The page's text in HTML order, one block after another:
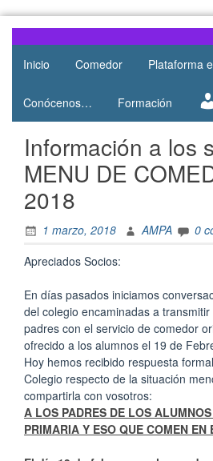
contentAMPA
Salesianos
Atocha
AMPA del
Colegio
de Atocha
Inicio Comedor Plataforma
Conócenos… Formación
Información a los
MENU DE
2018
1 marzo, 2018 AMPA
0
Apreciados Socios:
En días pasados iniciamos
del colegio encaminadas a
padres con el servicio de comedor
ofrecido a los alumnos el 19 de
Hoy hemos recibido respuesta
Colegio respecto de la situación
compartirla con vosotros:
A LOS PADRES DE LOS
PRIMARIA Y ESO QUE COMEN EN